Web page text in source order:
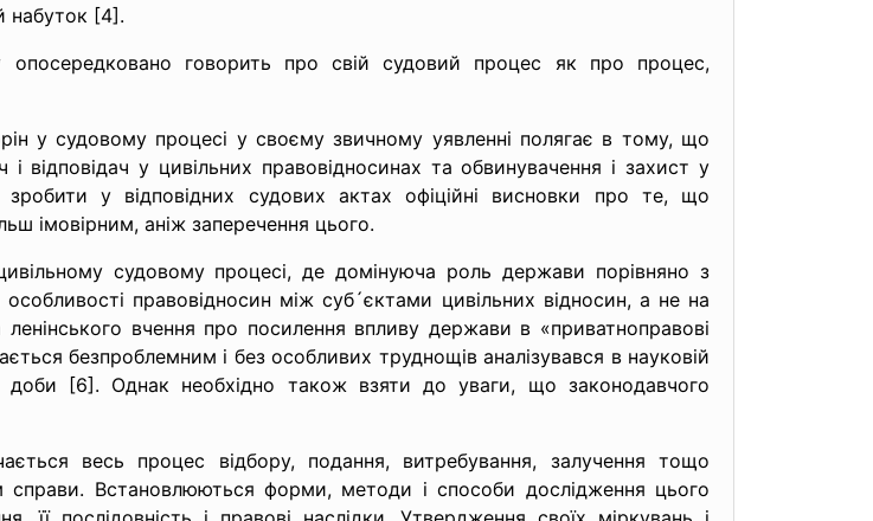
набуток [4].
говорить про свій судовий процес як про процес,
у судовому процесі у своєму звичному уявленні полягає в тому, що
у цивільних правовідносинах та обвинувачення і захист у
у відповідних судових актах офіційні висновки про те, що
імовірним, аніж заперечення цього.
судовому процесі, де домінуюча роль держави порівняно з
правовідносин між суб´єктами цивільних відносин, а не на
вчення про посилення впливу держави в «приватноправові
безпроблемним і без особливих труднощів аналізувався в науковій
доби [6]. Однак необхідно також взяти до уваги, що законодавчого
весь процес відбору, подання, витребування, залучення тощо
справи. Встановлюються форми, методи і способи дослідження цього